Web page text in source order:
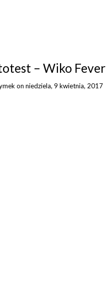
– Wiko Fever
onniedziela, 9 kwietnia, 2017